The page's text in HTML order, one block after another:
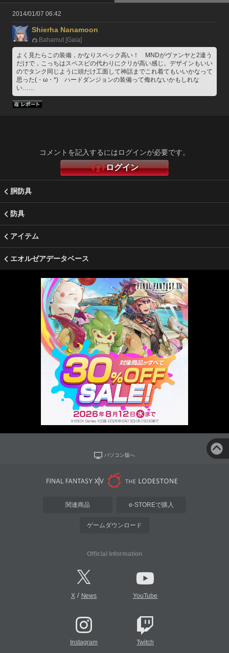
2014/01/07 06:42
Shierha Nanamoon
Bahamut [Gaia]
よく見たらこの装備，かなりスペック高い！　MNDがヴァンヤと2違う
だけで，こっちはスペスピの代わりにクリが高い感じ。デザインもいい
のでタンク同じように頭だけ工面して神話までこれ着てもいいかなって
思った(・ω・*)　ハードダンジョンの装備って侮れないかもしれな
い……
コメントを記入するにはログインが必要です。
ログイン
胴防具
防具
アイテム
エオルゼアデータベース
パソコン版へ
関連商品 e-STOREで購入
ゲームダウンロード
Official Information
X/ News YouTube
Instagram Twitch